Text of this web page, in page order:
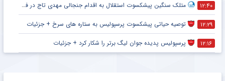
۱۲:۴۰ متلک سنگین پیشکسوت استقلال به اقدام جنجالی مهدی تاج در فدراسیون فوتبال
۱۲:۲۹ توصیه حیاتی پیشکسوت پرسپولیس به ستاره های سرخ + جزئیات
۱۲:۱۶ پرسپولیس پدیده جوان لیگ برتر را شکار کرد + جزئیات